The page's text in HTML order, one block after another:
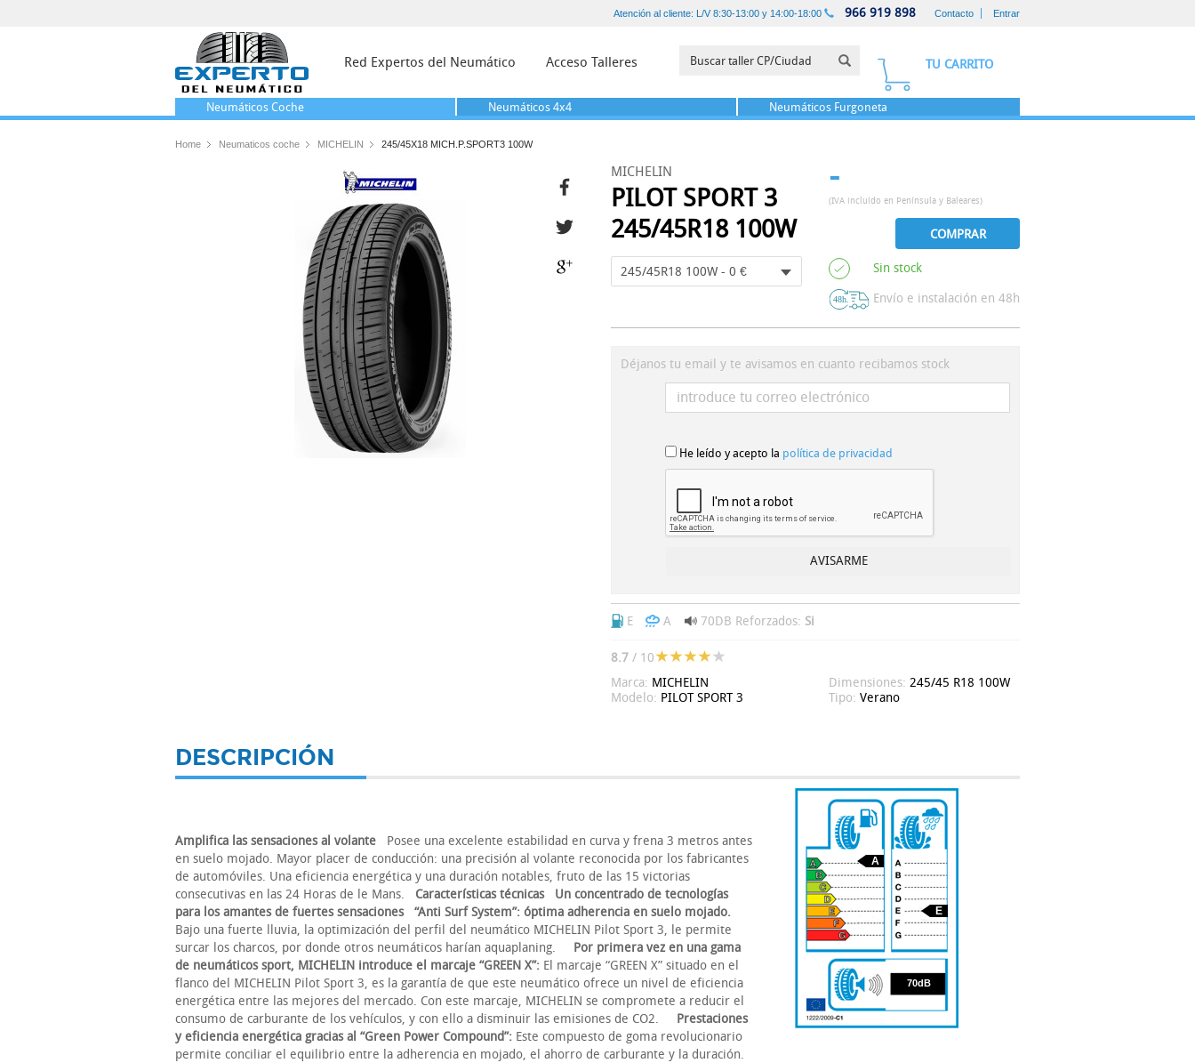
Atención al cliente: L/V 8:30-13:00 y 14:00-18:00 966 919 898 Contacto Entrar
Red Expertos del Neumático Acceso Talleres TU CARRITO
Neumáticos Coche Neumáticos 4x4 Neumáticos Furgoneta
Home Neumaticos coche MICHELIN 245/45X18 MICH.P.SPORT3 100W
MICHELIN
PILOT SPORT 3
245/45R18 100W
245/45R18 100W - 0 €
-
(IVA incluído en Península y Baleares)
COMPRAR
Sin stock
Envío e instalación en 48h
Déjanos tu email y te avisamos en cuanto recibamos stock
He leído y acepto la política de privacidad
E A 70DB Reforzados: Si
8.7 / 10
Marca: MICHELIN
Modelo: PILOT SPORT 3
Dimensiones: 245/45 R18 100W
Tipo: Verano
DESCRIPCIÓN
Amplifica las sensaciones al volante Posee una excelente estabilidad en curva y frena 3 metros antes
en suelo mojado. Mayor placer de conducción: una precisión al volante reconocida por los fabricantes
de automóviles. Una eficiencia energética y una duración notables, fruto de las 15 victorias
consecutivas en las 24 Horas de le Mans. Características técnicas
Un concentrado de tecnologías
para los amantes de fuertes sensaciones
“Anti Surf System”: óptima adherencia en suelo mojado.
Bajo una fuerte lluvia, la optimización del perfil del neumático MICHELIN Pilot Sport 3, le permite
surcar los charcos, por donde otros neumáticos harían aquaplaning. Por primera vez en una gama
de neumáticos sport, MICHELIN introduce el marcaje “GREEN X”: El marcaje “GREEN X” situado en el
flanco del MICHELIN Pilot Sport 3, es la garantía de que este neumático ofrece un nivel de eficiencia
energética entre las mejores del mercado. Con este marcaje, MICHELIN se compromete a reducir el
consumo de carburante de los vehículos, y con ello a disminuir las emisiones de CO2. Prestaciones
y eficiencia energética gracias al “Green Power Compound”: Este compuesto de goma revolucionario
permite conciliar el equilibrio entre la adherencia en mojado, el ahorro de carburante y la duración.
70
A
E
70dB